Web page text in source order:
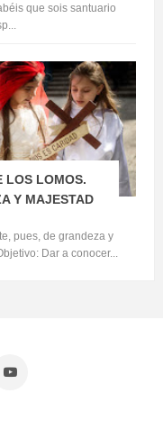
que sois santuario
LOS LOMOS.
Y MAJESTAD
pues, de grandeza y
Dar a conocer...